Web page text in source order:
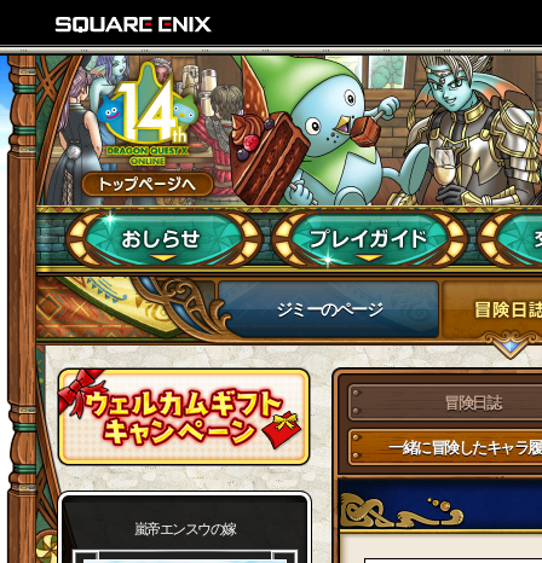
ジミーのページ
嵐帝エンスウの嫁
冒険日誌
一緒に冒険したキャラ